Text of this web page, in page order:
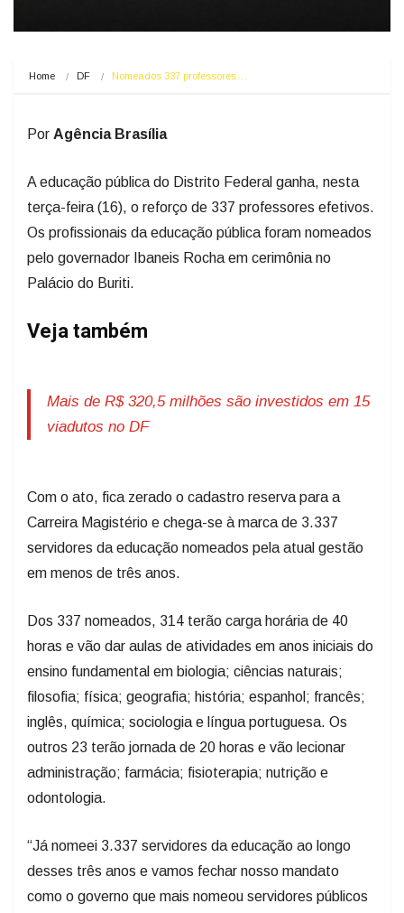
Home DF Nomeados 337 professores…
Por Agência Brasília
A educação pública do Distrito Federal ganha, nesta
terça-feira (16), o reforço de 337 professores efetivos.
Os profissionais da educação pública foram nomeados
pelo governador Ibaneis Rocha em cerimônia no
Palácio do Buriti.
Veja também
Mais de R$ 320,5 milhões são investidos em 15
viadutos no DF
Com o ato, fica zerado o cadastro reserva para a
Carreira Magistério e chega-se à marca de 3.337
servidores da educação nomeados pela atual gestão
em menos de três anos.
Dos 337 nomeados, 314 terão carga horária de 40
horas e vão dar aulas de atividades em anos iniciais do
ensino fundamental em biologia; ciências naturais;
filosofia; física; geografia; história; espanhol; francês;
inglês, química; sociologia e língua portuguesa. Os
outros 23 terão jornada de 20 horas e vão lecionar
administração; farmácia; fisioterapia; nutrição e
odontologia.
“Já nomeei 3.337 servidores da educação ao longo
desses três anos e vamos fechar nosso mandato
como o governo que mais nomeou servidores públicos